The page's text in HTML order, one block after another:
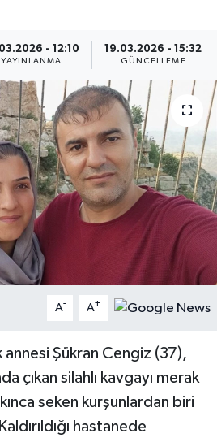
- 12:10
YAYINLANMA
19.03.2026 - 15:32
GÜNCELLEME
A- A+
Şükran Cengiz (37),
çıkan silahlı kavgayı merak
seken kurşunlardan biri
hastanede